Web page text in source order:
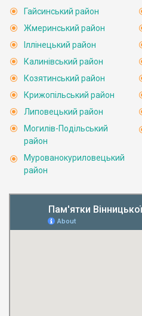
Гайсинський район
Жмеринський район
Іллінецький район
Калинівський район
Козятинський район
Крижопільський район
Липовецький район
Могилів-Подільський
район
Мурованокуриловецький
район